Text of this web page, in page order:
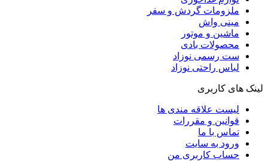
ملزومات گردش و سفر
مینی واش
ماشین و موتور
محصولات بادی
ست رسمی نوزاد
لباس راحتی نوزاد
های کاربری
لیست علاقه مندی ها
قوانین و مقررات
تماس با ما
ورود به سایت
حساب کاربری من